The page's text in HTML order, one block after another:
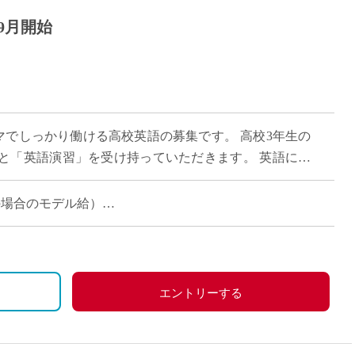
月開始
でしっかり働ける高校英語の募集です。 高校3年生の
「英語演習」を受け持っていただきます。 英語に少
多いため、基礎からスモールス […]
合のモデル給）
エントリーする